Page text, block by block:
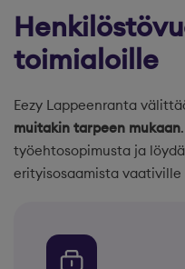
toimialoille
Eezy Lappeenranta
muitakin tarpeen mukaan
työehtosopimusta ja
erityisosaamista vaativille